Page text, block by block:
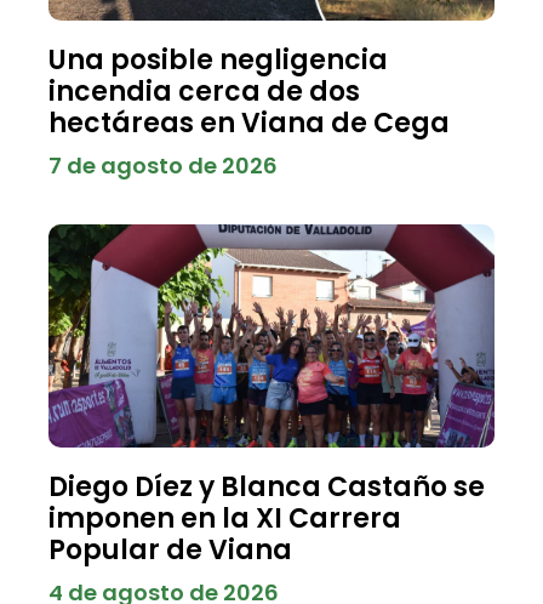
Una posible negligencia
incendia cerca de dos
hectáreas en Viana de Cega
7 de agosto de 2026
Diego Díez y Blanca Castaño se
imponen en la XI Carrera
Popular de Viana
4 de agosto de 2026